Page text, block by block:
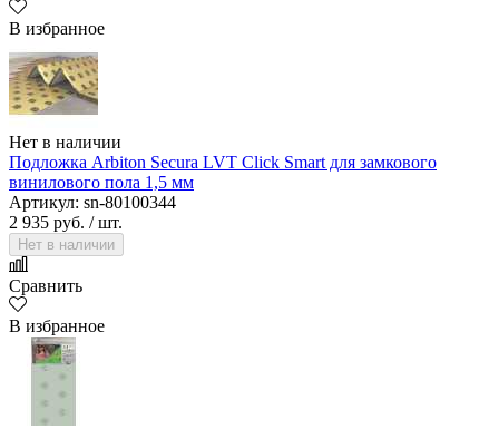
В избранное
Нет в наличии
Подложка Arbiton Secura LVT Click Smart для замкового
винилового пола 1,5 мм
Артикул: sn-80100344
2 935 руб. / шт.
Нет в наличии
Сравнить
В избранное